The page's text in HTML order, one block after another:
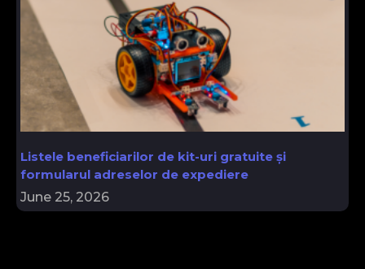
Listele beneficiarilor de kit-uri gratuite și
formularul adreselor de expediere
June 25, 2026